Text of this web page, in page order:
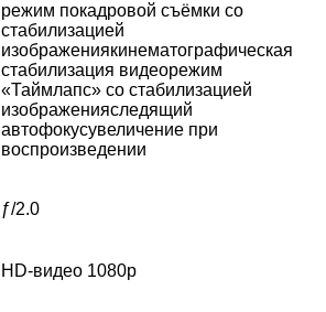
режим покадровой съёмки со
стабилизацией
изображениякинематографическая
стабилизация видеорежим
«Таймлапс» со стабили­зацией
изображенияследящий
автофокусувеличение при
воспроизведении
ƒ/2.0
HD-видео 1080p